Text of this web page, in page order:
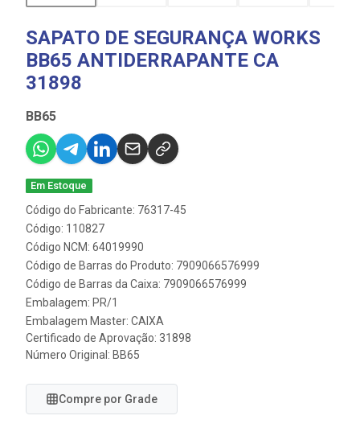
SAPATO DE SEGURANÇA WORKS
BB65 ANTIDERRAPANTE CA
31898
BB65
Em Estoque
Código do Fabricante: 76317-45
Código: 110827
Código NCM: 64019990
Código de Barras do Produto: 7909066576999
Código de Barras da Caixa: 7909066576999
Embalagem: PR/1
Embalagem Master: CAIXA
Certificado de Aprovação: 31898
Número Original: BB65
Compre por Grade